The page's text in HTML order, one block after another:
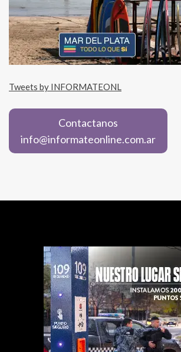
Tweets by INFORMATEONL
Contactanos
info@informateonline.com.ar